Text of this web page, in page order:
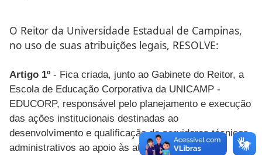
O Reitor da Universidade Estadual de Campinas,
no uso de suas atribuições legais, RESOLVE:
Artigo 1º - Fica criada, junto ao Gabinete do Reitor, a
Escola de Educação Corporativa da UNICAMP -
EDUCORP, responsável pelo planejamento e execução
das ações institucionais destinadas ao
desenvolvimento e qualificação de servidores técnicos
administrativos ao apoio às atividades de ensino,